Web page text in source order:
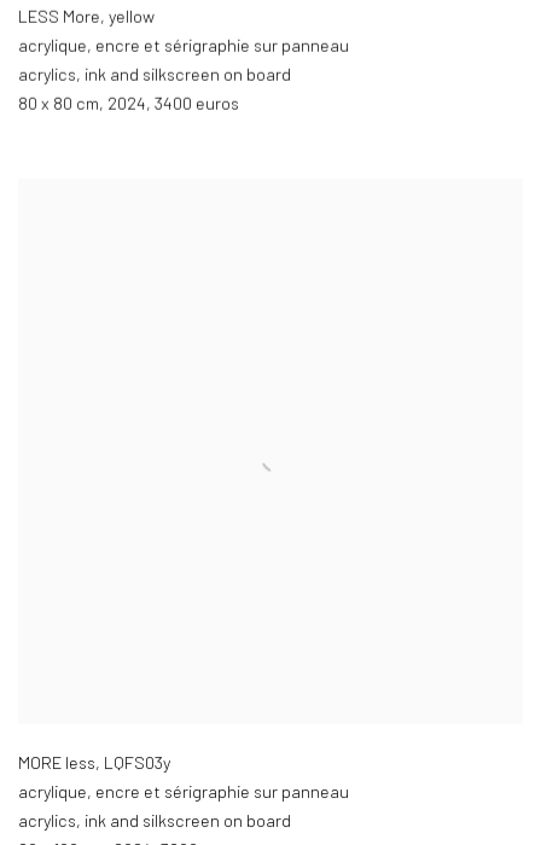
LESS More, yellow
acrylique, encre et sérigraphie sur panneau
acrylics, ink and silkscreen on board
80 x 80 cm, 2024, 3400 euros
MORE less, LQFS03y
acrylique, encre et sérigraphie sur panneau
acrylics, ink and silkscreen on board